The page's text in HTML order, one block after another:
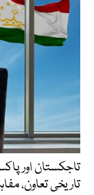
تاجکستان اور
تاریخی تعاون،